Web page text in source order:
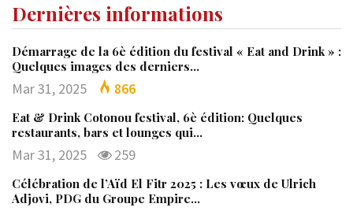
Dernières informations
Démarrage de la 6è édition du festival « Eat and Drink » :
Quelques images des derniers…
Mar 31, 2025 866
Eat & Drink Cotonou festival, 6è édition: Quelques
restaurants, bars et lounges qui…
Mar 31, 2025 259
Célébration de l’Aïd El Fitr 2025 : Les vœux de Ulrich
Adjovi, PDG du Groupe Empire…